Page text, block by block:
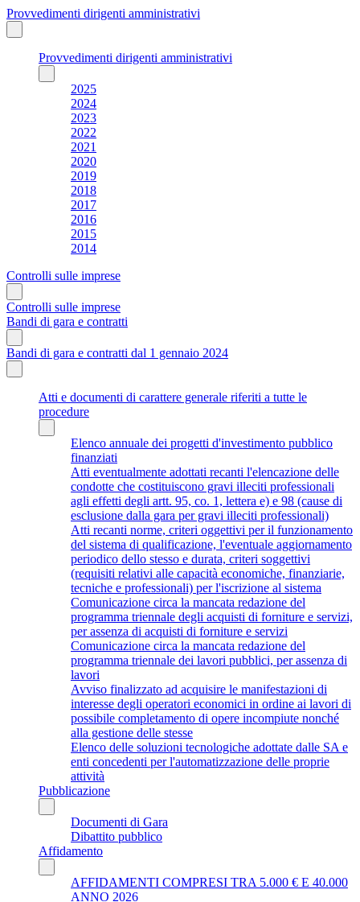
Provvedimenti dirigenti amministrativi
Provvedimenti dirigenti amministrativi
2025
2024
2023
2022
2021
2020
2019
2018
2017
2016
2015
2014
Controlli sulle imprese
Controlli sulle imprese
Bandi di gara e contratti
Bandi di gara e contratti dal 1 gennaio 2024
Atti e documenti di carattere generale riferiti a tutte le
procedure
Elenco annuale dei progetti d'investimento pubblico
finanziati
Atti eventualmente adottati recanti l'elencazione delle
condotte che costituiscono gravi illeciti professionali
agli effetti degli artt. 95, co. 1, lettera e) e 98 (cause di
esclusione dalla gara per gravi illeciti professionali)
Atti recanti norme, criteri oggettivi per il funzionamento
del sistema di qualificazione, l'eventuale aggiornamento
periodico dello stesso e durata, criteri soggettivi
(requisiti relativi alle capacità economiche, finanziarie,
tecniche e professionali) per l'iscrizione al sistema
Comunicazione circa la mancata redazione del
programma triennale degli acquisti di forniture e servizi,
per assenza di acquisti di forniture e servizi
Comunicazione circa la mancata redazione del
programma triennale dei lavori pubblici, per assenza di
lavori
Avviso finalizzato ad acquisire le manifestazioni di
interesse degli operatori economici in ordine ai lavori di
possibile completamento di opere incompiute nonché
alla gestione delle stesse
Elenco delle soluzioni tecnologiche adottate dalle SA e
enti concedenti per l'automatizzazione delle proprie
attività
Pubblicazione
Documenti di Gara
Dibattito pubblico
Affidamento
AFFIDAMENTI COMPRESI TRA 5.000 € E 40.000
ANNO 2026